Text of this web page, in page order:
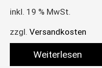
inkl. 19 % MwSt.
zzgl. Versandkosten
Weiterlesen